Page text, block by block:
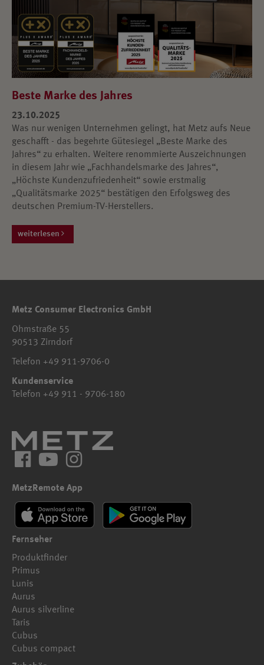
Beste Marke des Jahres
23.10.2025
Was nur wenigen Unternehmen gelingt, hat Metz aufs Neue
geschafft - das begehrte Gütesiegel „Beste Marke des
Jahres“ zu erhalten. Weitere renommierte Auszeichnungen
in diesem Jahr wie „Fachhandelsmarke des Jahres“,
„Höchste Kundenzufriedenheit“ sowie erstmalig
„Qualitätsmarke 2025“ bestätigen den Erfolgsweg des
deutschen Premium-TV-Herstellers.
weiterlesen
Metz Consumer Electronics GmbH
Ohmstraße 55
90513 Zirndorf
Telefon +49 911-9706-0
Kundenservice
Telefon +49 911 - 9706-180
FacebookYouTubeInstagram
MetzRemote App
Fernseher
Produktfinder
Primus
Lunis
Aurus
Aurus silverline
Taris
Cubus
Cubus compact
Zubehör